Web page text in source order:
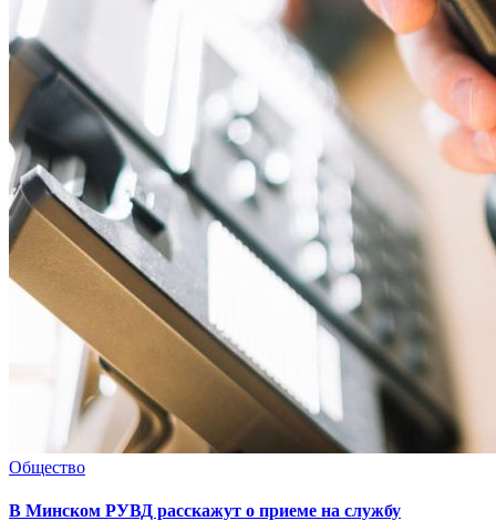
Общество
В Минском РУВД расскажут о приеме на службу